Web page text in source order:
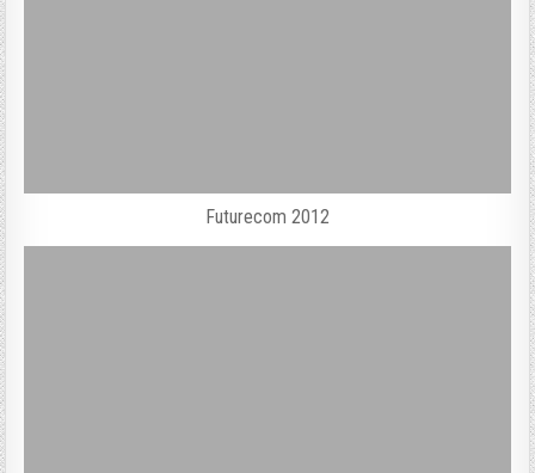
Futurecom 2012